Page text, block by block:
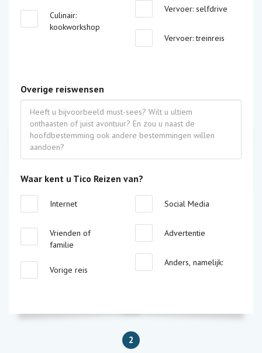
Culinair:
kookworkshop
Vervoer: selfdrive
Vervoer: treinreis
Overige reiswensen
Waar kent u Tico Reizen van?
Internet
Vrienden of
familie
Vorige reis
Social Media
Advertentie
Anders, namelijk:
2